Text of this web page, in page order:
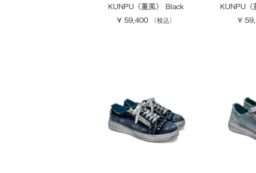
KUNPU《薫風》 Black
¥ 59,400
KUNPU
¥